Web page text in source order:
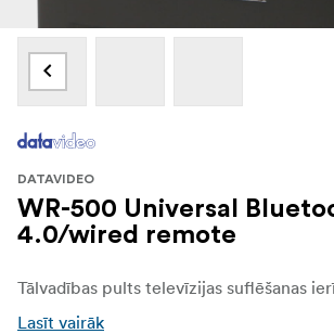
DATAVIDEO
WR-500 Universal
4.0/wired remote
Lasīt vairāk